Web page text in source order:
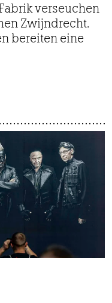
verseuchen
Zwijndrecht.
bereiten eine